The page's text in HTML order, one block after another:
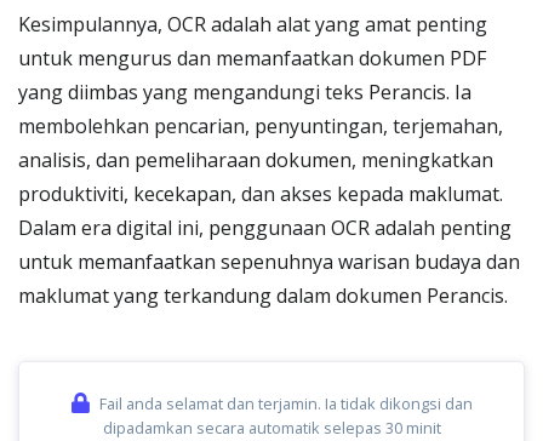
Kesimpulannya, OCR adalah alat yang amat penting
untuk mengurus dan memanfaatkan dokumen PDF
yang diimbas yang mengandungi teks Perancis. Ia
membolehkan pencarian, penyuntingan, terjemahan,
analisis, dan pemeliharaan dokumen, meningkatkan
produktiviti, kecekapan, dan akses kepada maklumat.
Dalam era digital ini, penggunaan OCR adalah penting
untuk memanfaatkan sepenuhnya warisan budaya dan
maklumat yang terkandung dalam dokumen Perancis.
Fail anda selamat dan terjamin. Ia tidak dikongsi dan
dipadamkan secara automatik selepas 30 minit